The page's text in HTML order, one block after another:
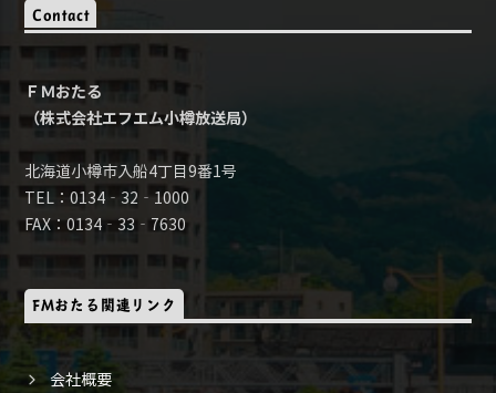
Contact
ＦＭおたる
（株式会社エフエム小樽放送局）
北海道小樽市入船4丁目9番1号
TEL：0134‐32‐1000
FAX：0134‐33‐7630
FMおたる関連リンク
会社概要